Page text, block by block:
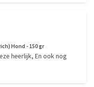
Hond - 150 gr
heerlijk, En ook nog